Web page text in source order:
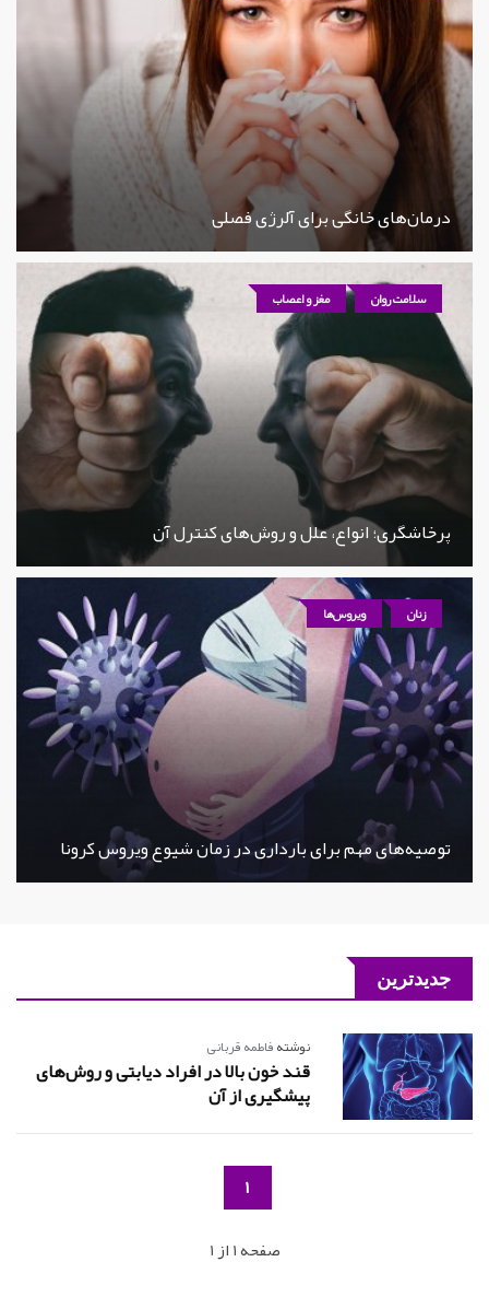
درمان‌های خانگی برای آلرژی فصلی
سلامت روان مغز و اعصاب
پرخاشگری؛ انواع، علل و روش‌های کنترل آن
زنان ویروس‌ها
توصیه‌های مهم برای بارداری در زمان شیوع ویروس کرونا
جدیدترین
نوشتهفاطمه قربانی
قند خون بالا در افراد دیابتی و روش‌های
پیشگیری از آن
1
صفحه 1 از 1